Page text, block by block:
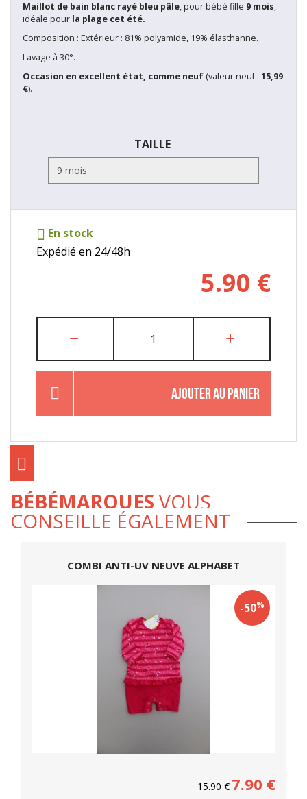
Maillot de bain blanc rayé bleu pâle, pour bébé fille 9 mois,
idéale pour la plage cet été.
Composition : Extérieur : 81% polyamide, 19% élasthanne.
Lavage à 30°.
Occasion en excellent état, comme neuf (valeur neuf : 15,99
€).
TAILLE
En stock
Expédié en 24/48h
5.90 €
AJOUTER AU PANIER
BÉBÉMARQUES VOUS
CONSEILLE ÉGALEMENT
COMBI ANTI-UV NEUVE ALPHABET
-50%
15.90 € 7.90 €